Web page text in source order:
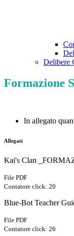
Delibere
Formazione
In allegato
Allegati
Kai's Clan
File PDF
Contatore click: 20
Blue-Bot Teacher
File PDF
Contatore click: 26